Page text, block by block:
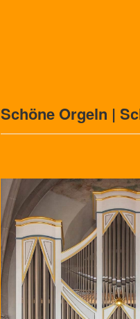
Schöne Orgeln |